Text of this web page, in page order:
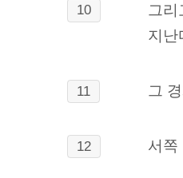
10 그
지난
11 그
12 서쪽